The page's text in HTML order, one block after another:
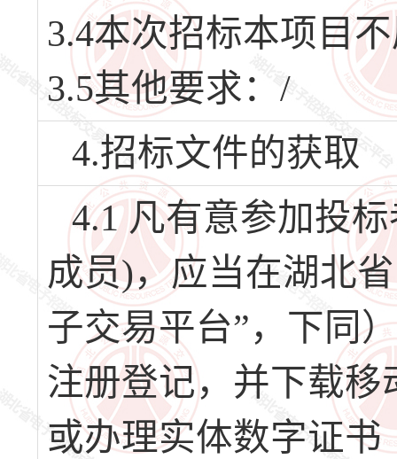
3.4本次招标本项目
3.5其他要求：/
4.招标文件的获取
4.1 凡有意参加投
成员)，应当在湖北
子交易平台”，下同
注册登记，并下载
或办理实体数字证